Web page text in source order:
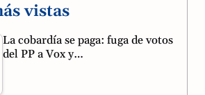
l
e
a
t
vistas
La cobardía se paga: fuga de votos
del PP a Vox y…